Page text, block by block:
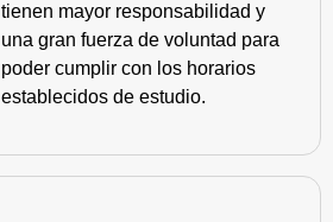
tienen mayor responsabilidad y
una gran fuerza de voluntad para
poder cumplir con los horarios
establecidos de estudio.